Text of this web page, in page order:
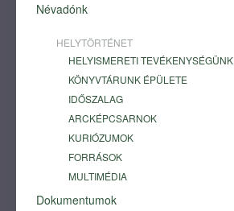
Névadónk
HELYTÖRTÉNET
HELYISMERETI TEVÉKENYSÉGÜNK
KÖNYVTÁRUNK ÉPÜLETE
IDŐSZALAG
ARCKÉPCSARNOK
KURIÓZUMOK
FORRÁSOK
MULTIMÉDIA
Dokumentumok